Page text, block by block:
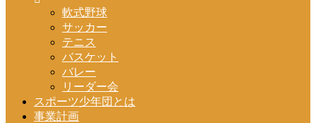
軟式野球
サッカー
テニス
バスケット
バレー
リーダー会
スポーツ少年団とは
事業計画